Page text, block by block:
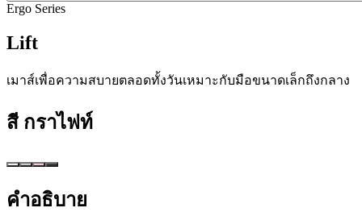
Ergo Series
Lift
เมาส์เพื่อความสบายตลอดทั้งวันเหมาะกับมือขนาดเล็กถึงกลาง
สี กราไฟท์
คำอธิบาย